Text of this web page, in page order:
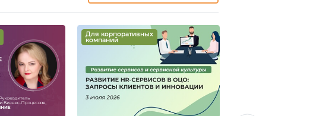
Для корпоративных
компаний